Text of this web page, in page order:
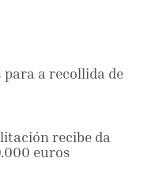
a recollida de
recibe da
euros